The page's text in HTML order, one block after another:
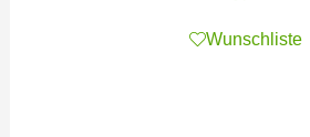
Wunschliste